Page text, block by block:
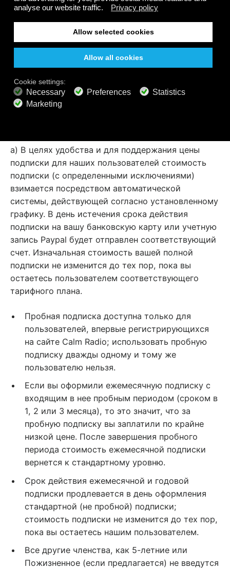
подвергнуться маленькой Пошлине за
Международную транзакцию от Вашего
поставщика кредитной карты. Эти пошлины
добавлены Вашим процессингом кредитных карт
и ни в коем случае не связаны с Calm Radio.
Политика регулярного
a) В целях удобства и для поддержания цены
подписки для наших пользователей стоимость
подписки (с определенными исключениями)
взимается посредством автоматической
системы, действующей согласно установленному
графику. В день истечения срока действия
подписки на вашу банковскую карту или учетную
запись Paypal будет отправлен соответствующий
счет. Изначальная стоимость вашей полной
подписки не изменится до тех пор, пока вы
остаетесь пользователем соответствующего
тарифного плана.
Пробная подписка доступна только для
пользователей, впервые регистрирующихся
на сайте Calm Radio; использовать пробную
подписку дважды одному и тому же
пользователю нельзя.
Если вы оформили ежемесячную подписку с
входящим в нее пробным периодом (сроком в
1, 2 или 3 месяца), то это значит, что за
пробную подписку вы заплатили по крайне
низкой цене. После завершения пробного
периода стоимость ежемесячной подписки
вернется к стандартному уровню.
Срок действия ежемесячной и годовой
подписки продлевается в день оформления
стандартной (не пробной) подписки;
стоимость подписки не изменится до тех пор,
пока вы остаетесь нашим пользователем.
Все другие членства, как 5-летние или
Пожизненное (если предлагается) не введутся